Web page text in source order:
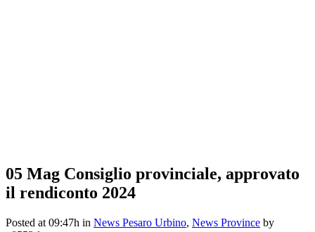
05 Mag Consiglio provinciale, approvato
il rendiconto 2024
Posted at 09:47h in News Pesaro Urbino, News Province by